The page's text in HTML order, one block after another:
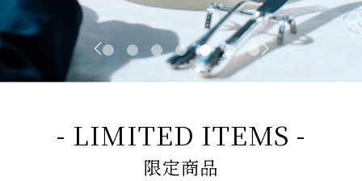
- LIMITED ITEMS -
限定商品